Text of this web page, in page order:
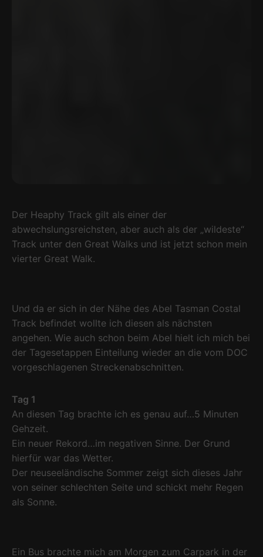
Der Heaphy Track gilt als einer der
abwechslungsreichsten, aber auch als der „wildeste“
Track unter den Great Walks und ist jetzt schon mein
vierter Great Walk.
Und da er sich in der Nähe des Abel Tasman Costal
Track befindet wollte ich diesen als nächsten
angehen. Wie auch schon beim Abel hielt ich mich bei
der Tagesetappen Einteilung wieder an die vom DOC
vorgeschlagenen Streckenabschnitten.
Tag 1
An diesen Tag brachte ich es genau auf…5 Minuten
Gehzeit.
Ein neuer Rekord…im negativen Sinne. Der Grund
hierfür war das Wetter.
Der neuseeländische Sommer zeigt sich dieses Jahr
von seiner schlechten Seite und schickt mehr Regen
als Sonne.
Ein Bus brachte mich am Morgen zum Carpark in der